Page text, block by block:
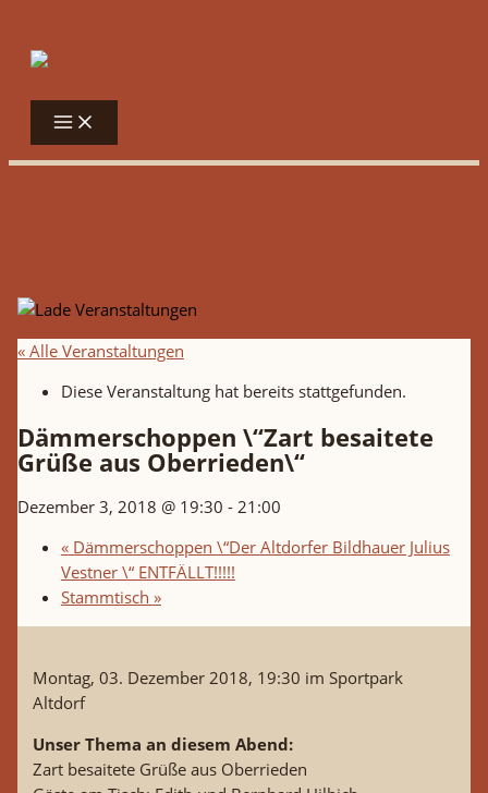
« Alle Veranstaltungen
Diese Veranstaltung hat bereits stattgefunden.
Dämmerschoppen \“Zart besaitete
Grüße aus Oberrieden\“
Dezember 3, 2018 @ 19:30 - 21:00
«Dämmerschoppen \“Der Altdorfer Bildhauer Julius
Vestner \“ ENTFÄLLT!!!!!
Stammtisch »
Montag, 03. Dezember 2018, 19:30 im Sportpark
Altdorf
Unser Thema an diesem Abend:
Zart besaitete Grüße aus Oberrieden